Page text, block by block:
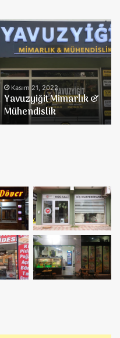
Yavuzyiğit
Mimarlık
Kasım 21, 2022
Yavuzyiğit Mimarlık &
Mühendislik